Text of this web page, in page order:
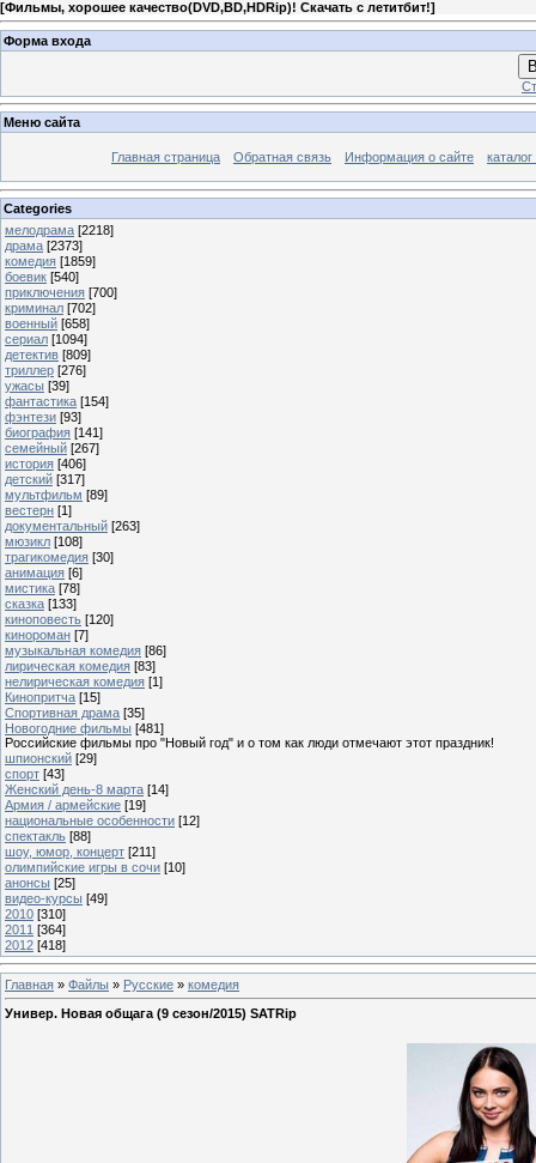
[Фильмы, хорошее качество(DVD,BD,HDRip)! Скачать с летитбит!]
Форма входа
Меню сайта
Главная страница Обратная связь Информация о сайте
Categories
мелодрама [2218]
драма [2373]
комедия [1859]
боевик [540]
приключения [700]
криминал [702]
военный [658]
сериал [1094]
детектив [809]
триллер [276]
ужасы [39]
фантастика [154]
фэнтези [93]
биография [141]
семейный [267]
история [406]
детский [317]
мультфильм [89]
вестерн [1]
документальный [263]
мюзикл [108]
трагикомедия [30]
анимация [6]
мистика [78]
сказка [133]
киноповесть [120]
кинороман [7]
музыкальная комедия [86]
лирическая комедия [83]
нелирическая комедия [1]
Кинопритча [15]
Спортивная драма [35]
Новогодние фильмы [481]
Российские фильмы про "Новый год" и о том как люди отмечают этот праздник!
шпионский [29]
спорт [43]
Женский день-8 марта [14]
Армия / армейские [19]
национальные особенности [12]
спектакль [88]
шоу, юмор, концерт [211]
олимпийские игры в сочи [10]
анонсы [25]
видео-курсы [49]
2010 [310]
2011 [364]
2012 [418]
Главная » Файлы » Русские » комедия
Универ. Новая общага (9 сезон/2015) SATRip